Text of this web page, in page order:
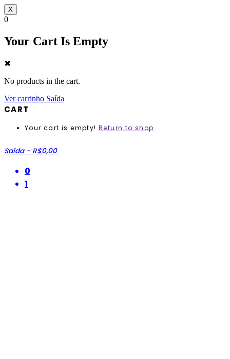
X
0
Your Cart Is Empty
✖
No products in the cart.
Ver carrinho Saída
CART
Your cart is empty! Return to shop
Saída - R$0,00
0
1